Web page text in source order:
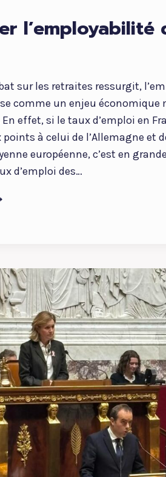
l’employabilité
sur les retraites ressurgit,
comme un enjeu économique
effet, si le taux d’emploi en
à celui de l’Allemagne et
européenne, c’est en
d’emploi des…